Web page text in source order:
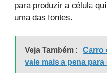
para produzir a célula
uma das fontes.
Veja Também :
Carro
vale mais a pena para